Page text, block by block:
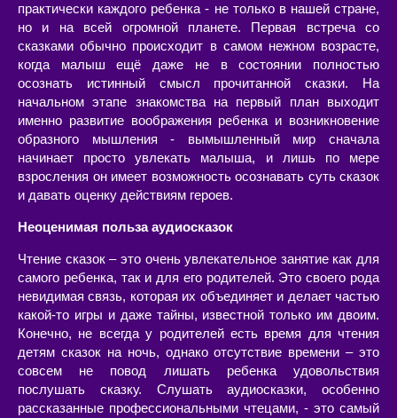
практически каждого ребенка - не только в нашей стране,
но и на всей огромной планете. Первая встреча со
сказками обычно происходит в самом нежном возрасте,
когда малыш ещё даже не в состоянии полностью
осознать истинный смысл прочитанной сказки. На
начальном этапе знакомства на первый план выходит
именно развитие воображения ребенка и возникновение
образного мышления - вымышленный мир сначала
начинает просто увлекать малыша, и лишь по мере
взросления он имеет возможность осознавать суть сказок
и давать оценку действиям героев.
Неоценимая польза аудиосказок
Чтение сказок – это очень увлекательное занятие как для
самого ребенка, так и для его родителей. Это своего рода
невидимая связь, которая их объединяет и делает частью
какой-то игры и даже тайны, известной только им двоим.
Конечно, не всегда у родителей есть время для чтения
детям сказок на ночь, однако отсутствие времени – это
совсем не повод лишать ребенка удовольствия
послушать сказку. Слушать аудиосказки, особенно
рассказанные профессиональными чтецами, - это самый